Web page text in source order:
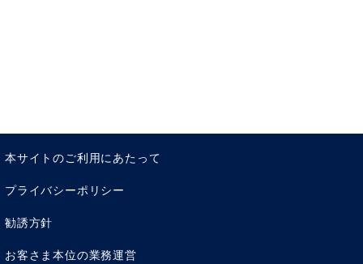
それには、物価上昇を凌ぐほど稼げるようになるか、イン
フレに強い資産を持つことが必要です。
対的にお金の価値が下がること。
本サイトのご利用にあたって
プライバシーポリシー
勧誘方針
お客さま本位の業務運営